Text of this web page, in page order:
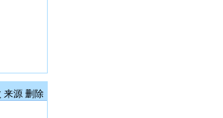
来源 删除